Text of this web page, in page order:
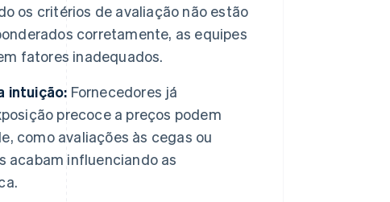
os critérios de avaliação não estão
corretamente, as equipes
fatores inadequados.
intuição: Fornecedores já
precoce a preços podem
como avaliações às cegas ou
acabam influenciando as